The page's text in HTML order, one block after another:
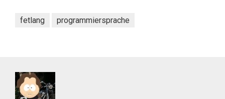
fetlang programmiersprache